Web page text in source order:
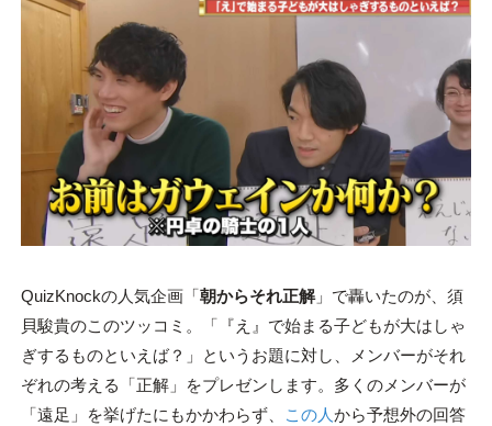
QuizKnockの人気企画「朝からそれ正解」で轟いたのが、須
貝駿貴のこのツッコミ。「『え』で始まる子どもが大はしゃ
ぎするものといえば？」というお題に対し、メンバーがそれ
ぞれの考える「正解」をプレゼンします。多くのメンバーが
「遠足」を挙げたにもかかわらず、
この人から予想外の回答